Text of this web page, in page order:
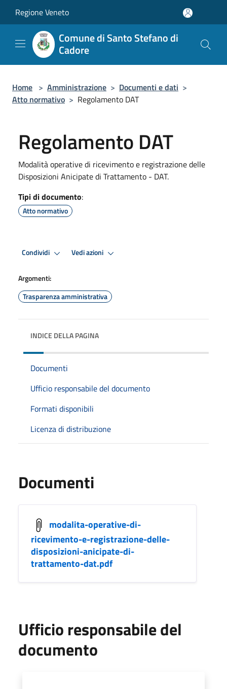
Regione Veneto
Comune di Santo Stefano di
Cadore
Home > Amministrazione > Documenti e dati >
Atto normativo > Regolamento DAT
Regolamento DAT
Modalità operative di ricevimento e registrazione delle
Disposizioni Anicipate di Trattamento - DAT.
Tipi di documento:
Atto normativo
Condividi Vedi azioni
Argomenti:
Trasparenza amministrativa
INDICE DELLA PAGINA
Documenti
Ufficio responsabile del documento
Formati disponibili
Licenza di distribuzione
Documenti
modalita-operative-di-
ricevimento-e-registrazione-delle-
disposizioni-anicipate-di-
trattamento-dat.pdf
Ufficio responsabile del
documento